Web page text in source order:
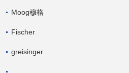
Moog穆格
Fischer
greisinger